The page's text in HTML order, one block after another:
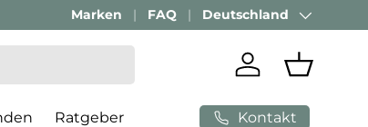
Passenden Bürostuhl finden mitAI-Beratung
Marken FAQ Land/Region
Deutschland
Einloggen
Ratgeber Kontakt